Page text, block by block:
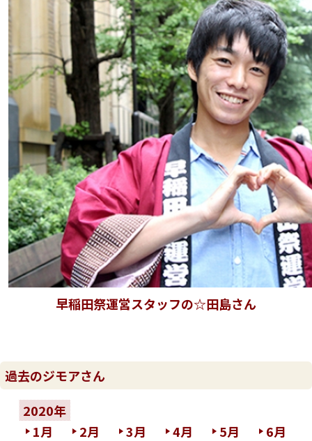
早稲田祭運営スタッフの☆田島さん
過去のジモアさん
2020年
1月
2月 3月 4月 5月
6月